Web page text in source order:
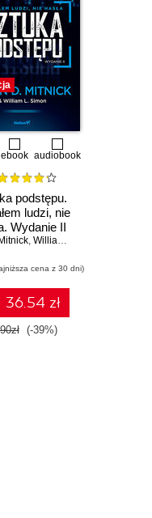
ebook audiobook
podstępu.
ludzi, nie
Wydanie II
, William L. Simon
cena z 30 dni)
36.54 zł
(-39%)